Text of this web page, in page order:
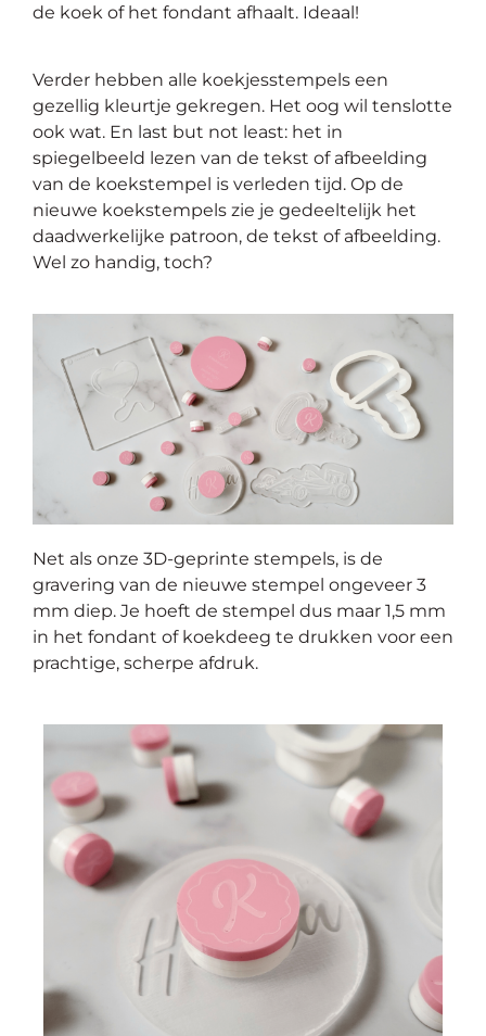
de koek of het fondant afhaalt. Ideaal!
Verder hebben alle koekjesstempels een
gezellig kleurtje gekregen. Het oog wil tenslotte
ook wat. En last but not least: het in
spiegelbeeld lezen van de tekst of afbeelding
van de koekstempel is verleden tijd. Op de
nieuwe koekstempels zie je gedeeltelijk het
daadwerkelijke patroon, de tekst of afbeelding.
Wel zo handig, toch?
Net als onze 3D-geprinte stempels, is de
gravering van de nieuwe stempel ongeveer 3
mm diep. Je hoeft de stempel dus maar 1,5 mm
in het fondant of koekdeeg te drukken voor een
prachtige, scherpe afdruk.